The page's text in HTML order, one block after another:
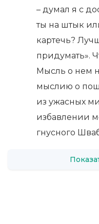
– думал я с
ты на штык
картечь?
придумать».
Мысль о нем
мыслию о
из ужасных
избавлении
гнусного